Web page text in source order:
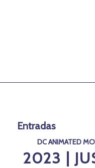
Entradas
DC ANIMATED
2023 |